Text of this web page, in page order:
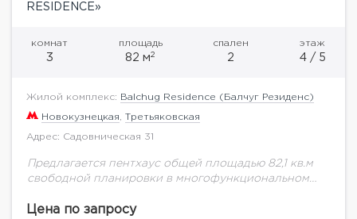
RESIDENCE»
комнат
3
площадь
82 м2
спален
2
этаж
4 / 5
Жилой комплекс: Balchug Residence (Балчуг Резиденс)
Новокузнецкая Третьяковская
Адрес: Садовническая 31
Предлагается пентхаус общей площадью 82,1 кв.м
свободной планировки в многофункциональном
Прекрасные видовые характеристики на
Цена по запросу